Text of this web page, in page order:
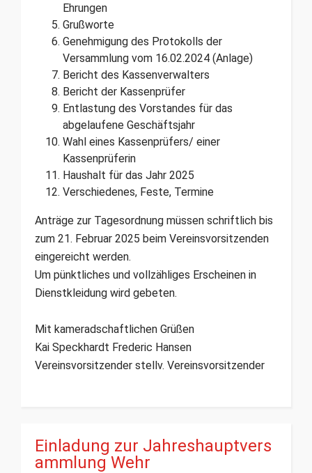
Ehrungen
Grußworte
Genehmigung des Protokolls der
Versammlung vom 16.02.2024 (Anlage)
Bericht des Kassenverwalters
Bericht der Kassenprüfer
Entlastung des Vorstandes für das
abgelaufene Geschäftsjahr
Wahl eines Kassenprüfers/ einer
Kassenprüferin
Haushalt für das Jahr 2025
Verschiedenes, Feste, Termine
Anträge zur Tagesordnung müssen schriftlich bis
zum 21. Februar 2025 beim Vereinsvorsitzenden
eingereicht werden.
Um pünktliches und vollzähliges Erscheinen in
Dienstkleidung wird gebeten.
Mit kameradschaftlichen Grüßen
Kai Speckhardt Frederic Hansen
Vereinsvorsitzender stellv. Vereinsvorsitzender
Einladung zur Jahreshauptvers
ammlung Wehr